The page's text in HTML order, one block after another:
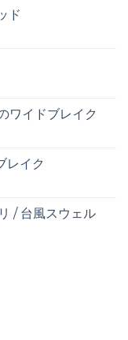
ド
イドブレイク
イク
/ 台風スウェル